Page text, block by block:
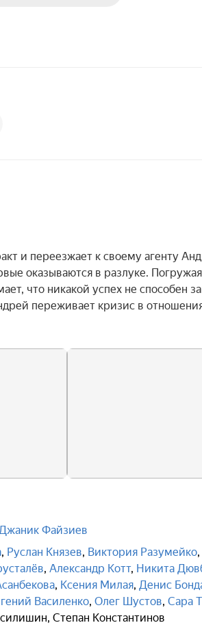
и переезжает к своему агенту
оказываются в разлуке.
что никакой успех не способен
переживает кризис в
Файзиев
, Руслан Князев, Виктория Разумейко,
, Александр Котт, Никита
, Ксения Милая, Денис
Василенко, Олег Шустов, Сара
, Степан Константинов